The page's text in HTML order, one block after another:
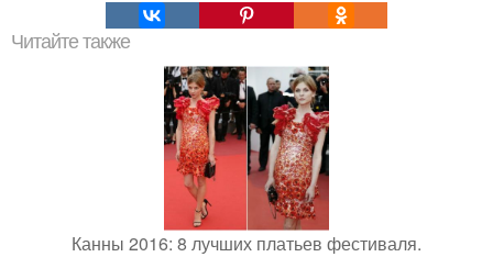
Читайте также
Канны 2016: 8 лучших платьев фестиваля.